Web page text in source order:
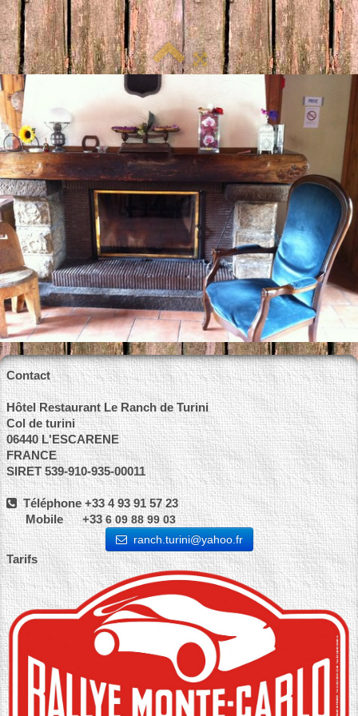
Contact
Hôtel Restaurant Le Ranch de Turini
Col de turini
06440 L'ESCARENE
FRANCE
SIRET 539-910-935-00011
Téléphone +33 4 93 91 57 23
Mobile +336 09 88 99 03
ranch.turini@yahoo.fr
Tarifs